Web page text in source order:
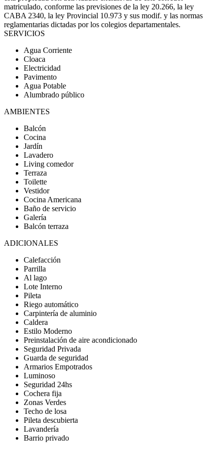
matriculado, conforme las previsiones de la ley 20.266, la ley
CABA 2340, la ley Provincial 10.973 y sus modif. y las normas
reglamentarias dictadas por los colegios departamentales.
SERVICIOS
Agua Corriente
Cloaca
Electricidad
Pavimento
Agua Potable
Alumbrado público
AMBIENTES
Balcón
Cocina
Jardín
Lavadero
Living comedor
Terraza
Toilette
Vestidor
Cocina Americana
Baño de servicio
Galería
Balcón terraza
ADICIONALES
Calefacción
Parrilla
Al lago
Lote Interno
Pileta
Riego automático
Carpintería de aluminio
Caldera
Estilo Moderno
Preinstalación de aire acondicionado
Seguridad Privada
Guarda de seguridad
Armarios Empotrados
Luminoso
Seguridad 24hs
Cochera fija
Zonas Verdes
Techo de losa
Pileta descubierta
Lavandería
Barrio privado